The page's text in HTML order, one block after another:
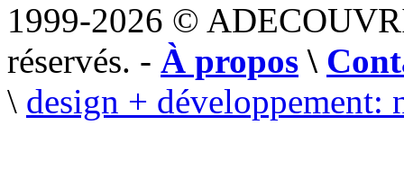
1999-2026 ©
réservés. - À propos \
\ design + développement: